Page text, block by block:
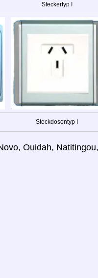
Steckertyp I
Steckdosentyp I
Ouidah, Natitingou,